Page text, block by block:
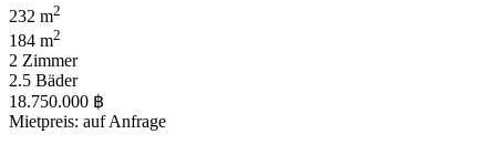
232 m2
184 m2
2 Zimmer
2.5 Bäder
18.750.000 ฿
Mietpreis: auf Anfrage